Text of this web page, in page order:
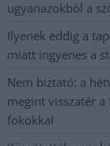
ugyanazokból a
Ilyenek eddig a
miatt ingyenes a
Nem biztató: a
megint visszatér
fokokkal